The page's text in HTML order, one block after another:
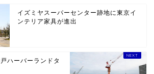
イズミヤスーパーセンター跡地に東京イ
ンテリア家具が進出
ハーバーランドタ